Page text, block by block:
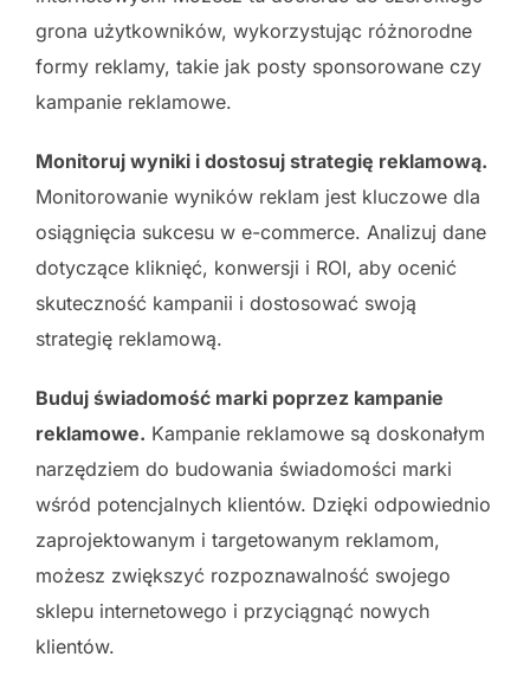
grona użytkowników, wykorzystując różnorodne
formy reklamy, takie jak posty sponsorowane czy
kampanie reklamowe.
Monitoruj wyniki i dostosuj strategię reklamową.
Monitorowanie wyników reklam jest kluczowe dla
osiągnięcia sukcesu w e-commerce. Analizuj dane
dotyczące kliknięć, konwersji i ROI, aby ocenić
skuteczność kampanii i dostosować swoją
strategię reklamową.
Buduj świadomość marki poprzez kampanie
reklamowe. Kampanie reklamowe są doskonałym
narzędziem do budowania świadomości marki
wśród potencjalnych klientów. Dzięki odpowiednio
zaprojektowanym i targetowanym reklamom,
możesz zwiększyć rozpoznawalność swojego
sklepu internetowego i przyciągnąć nowych
klientów.